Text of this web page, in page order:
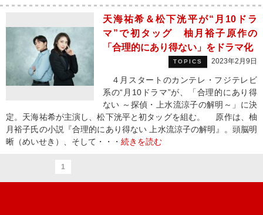
天海祐希＆松下洸平が“月10ドラ
マ”で初タッグ 柚月裕子原作の
「合理的にあり得ない」をドラマ化
TOPICS 2023年2月9日
４月スタートのカンテレ・フジテレビ
系の“月10ドラマ”が、「合理的にあり得
ない ～探偵・上水流涼子の解明～」に決
定。天海祐希が主演し、松下洸平と初タッグを組む。 原作は、柚
月裕子氏の小説『合理的にあり得ない 上水流涼子の解明』。頭脳明
晰（めいせき）、そして・・・ 続きを読む
1